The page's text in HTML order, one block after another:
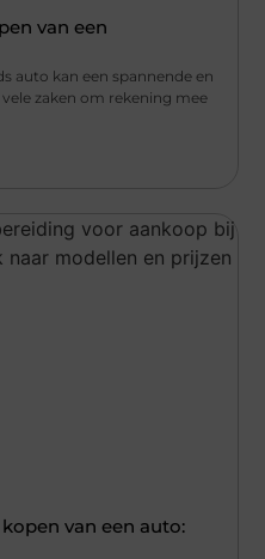
van een
auto kan een spannende en
zaken om rekening mee
van een auto: